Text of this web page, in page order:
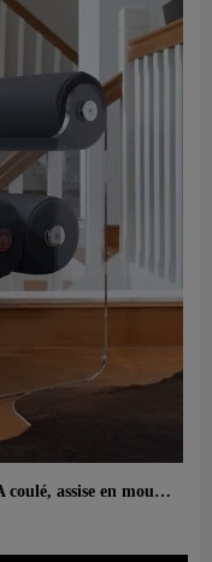
Chaise design MW04 – Parois en PMMA coulé, assise en mousse Soshagro